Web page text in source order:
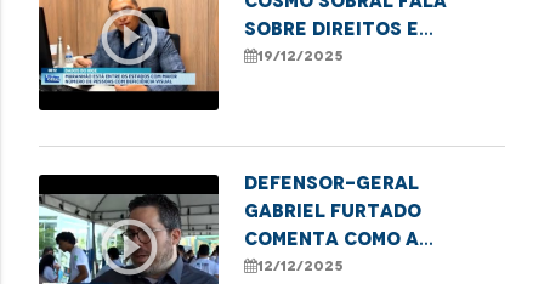
play_circle_outline
sobre direitos e
desafios das pessoas
19/12/2025
play_circle_outline
Defensor-geral
Gabriel Furtado
comenta como a
Defensoria Pública
12/12/2025